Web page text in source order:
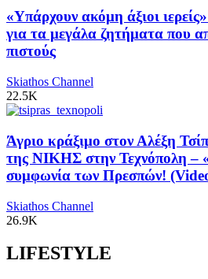
«Υπάρχουν ακόμη άξιοι
για τα μεγάλα ζητήματα που
πιστούς
Skiathos Channel
22.5K
Άγριο κράξιμο στον Αλέξη
της ΝΙΚΗΣ στην Τεχνόπολη –
συμφωνία των Πρεσπών!
Skiathos Channel
26.9K
LIFESTYLE